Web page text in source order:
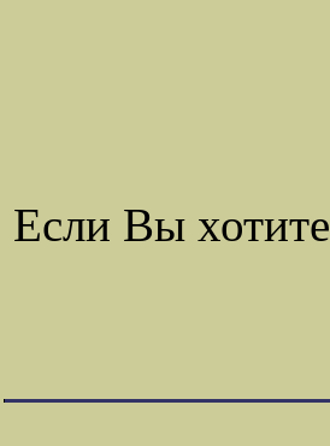
Если Вы